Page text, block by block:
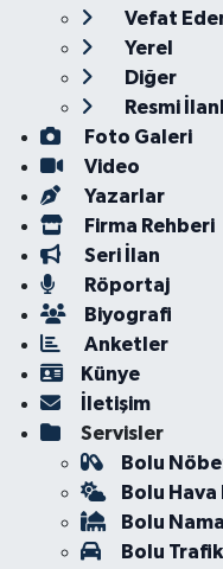
Vefat
Yerel
Diğer
Resmi
Foto Galeri
Video
Yazarlar
Firma Rehberi
Seri İlan
Röportaj
Biyografi
Anketler
Künye
İletişim
Servisler
Bolu
Bolu Hava
Bolu
Bolu